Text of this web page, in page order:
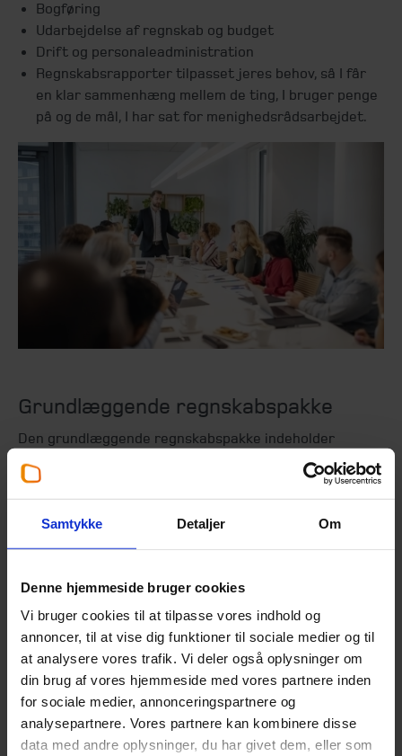
Samtykke Detaljer Om
Denne hjemmeside bruger cookies
Vi bruger cookies til at tilpasse vores indhold og
annoncer, til at vise dig funktioner til sociale medier og til
at analysere vores trafik. Vi deler også oplysninger om
din brug af vores hjemmeside med vores partnere inden
for sociale medier, annonceringspartnere og
analysepartnere. Vores partnere kan kombinere disse
data med andre oplysninger, du har givet dem, eller som
Bogføring
Udarbejdelse af regnskab og budget
Drift og personaleadministration
Regnskabsrapporter tilpasset jeres behov, så I får
en klar sammenhæng mellem de ting, I bruger penge
på og de mål, I har sat for menighedsrådsarbejdet.
Grundlæggende regnskabspakke
Den grundlæggende regnskabspakke indeholder
bogføring, kvartalsrapportering, momsafregning,
årsregnskab, herunder klargøring til revision og
løbende dialog med menighedsrådet.
Fakturering og debitoropfølgning
Deltagelse i menighedsrådsmøder
Indlæsning af diverse materiale på DAP’en
Kommunikation med Provstiet
Budget
Interne kurser omkring regnskabsforståelse